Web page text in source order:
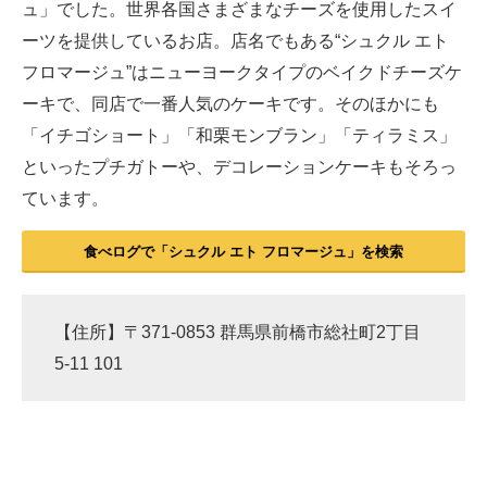
ュ」でした。世界各国さまざまなチーズを使用したスイ
ーツを提供しているお店。店名でもある“シュクル エト
フロマージュ”はニューヨークタイプのベイクドチーズケ
ーキで、同店で一番人気のケーキです。そのほかにも
「イチゴショート」「和栗モンブラン」「ティラミス」
といったプチガトーや、デコレーションケーキもそろっ
ています。
食べログで「シュクル エト フロマージュ」を検索
【住所】〒371-0853 群馬県前橋市総社町2丁目
5-11 101